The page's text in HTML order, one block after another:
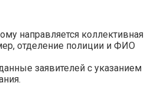
направляется коллективная
отделение полиции и ФИО
заявителей с указанием